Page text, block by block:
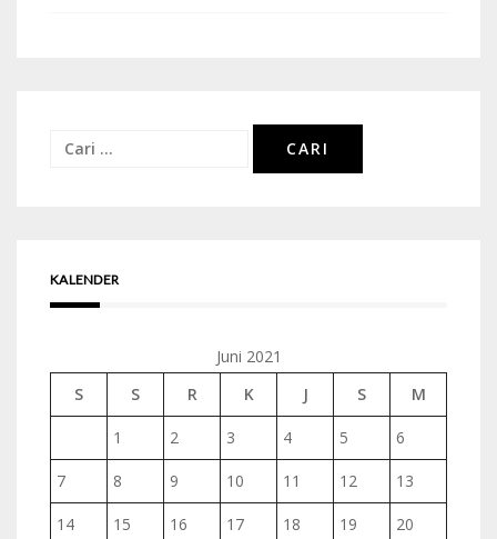
Cari
KALENDER
Juni 2021
S
S R K J S M
1 2 3 4 5 6
7 8 9 10 11 12 13
14 15 16 17 18 19 20